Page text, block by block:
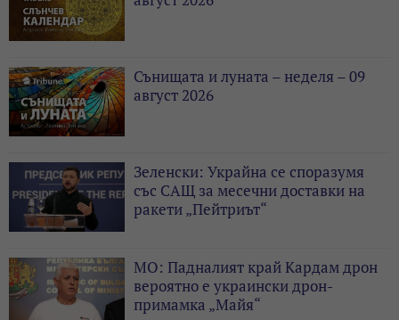
Сънищата и луната – неделя – 09
август 2026
Зеленски: Украйна се споразумя
със САЩ за месечни доставки на
ракети „Пейтриът“
МО: Падналият край Кардам дрон
вероятно е украински дрон-
примамка „Майя“